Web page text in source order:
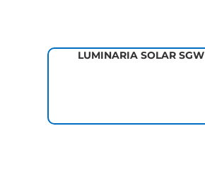
LUMINARIA SOLAR SGW